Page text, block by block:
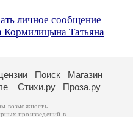
личное сообщение
Кормилицына Татьяна
Поиск
Магазин
Стихи.ру Проза.ру
возможность
произведений в